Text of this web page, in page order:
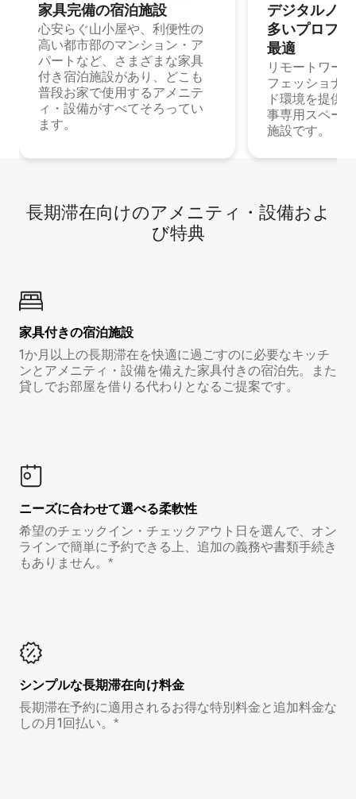
家具完備の宿⁠泊⁠施⁠設
心安らぐ山小屋や、利便性の
高い都市部のマンション・ア
パートなど、さまざまな家具
付き宿泊施設があり、どこも
普段お家で使用するアメニテ
ィ・設備がすべてそろってい
ます。
デジタルノ
多⁠いプ⁠ロ⁠フ⁠
最⁠適
リモートワー
フェッショナ
ド環境を提供
事専用スペー
施設です。
長期滞在向け⁠のア⁠メ⁠ニ⁠テ⁠ィ⁠・設⁠備⁠およ
び特⁠典
家具付き⁠の宿⁠泊⁠施⁠設
1か月以上の長期滞在を快適に過ごすのに必要なキッチ
ンとアメニティ・設備を備えた家具付きの宿泊先。また
貸しでお部屋を借りる代わりとなるご提案です。
ニーズに合わせて選べる柔軟性
希望のチェックイン・チェックアウト日を選んで、オン
ラインで簡単に予約できる上、追加の義務や書類手続き
もありません。*
シンプルな長期滞在向け料金
長期滞在予約に適用されるお得な特別料金と追加料金な
しの月1回払い。*